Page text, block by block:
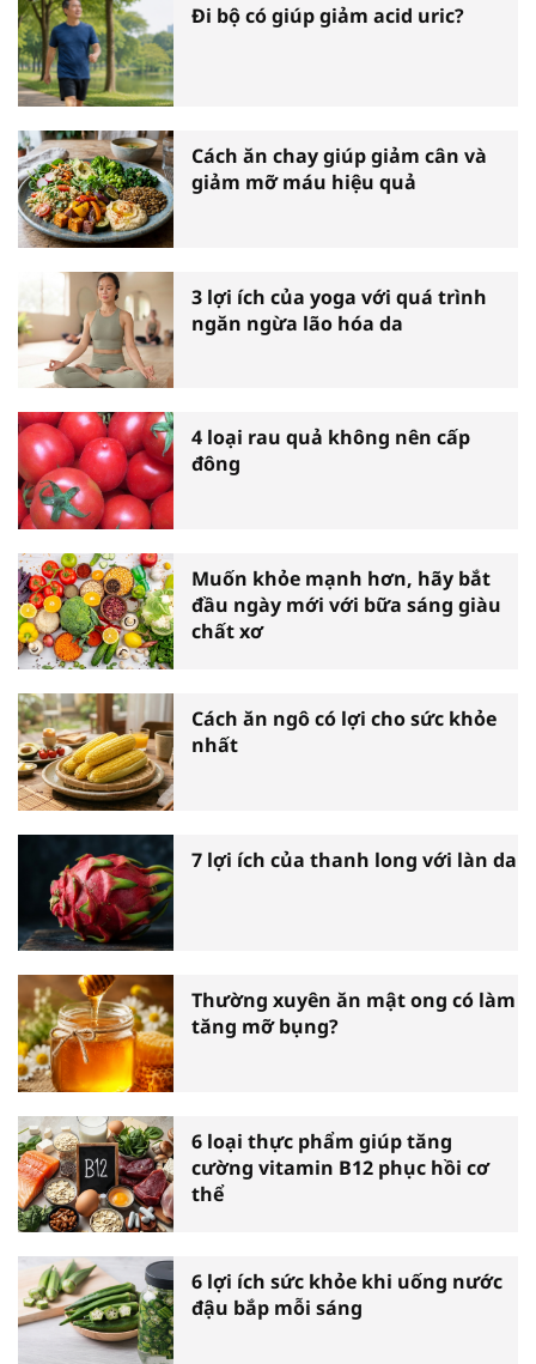
Đi bộ có giúp giảm acid uric?
Cách ăn chay giúp giảm cân và
giảm mỡ máu hiệu quả
3 lợi ích của yoga với quá trình
ngăn ngừa lão hóa da
4 loại rau quả không nên cấp
đông
Muốn khỏe mạnh hơn, hãy bắt
đầu ngày mới với bữa sáng giàu
chất xơ
Cách ăn ngô có lợi cho sức khỏe
nhất
7 lợi ích của thanh long với làn da
Thường xuyên ăn mật ong có làm
tăng mỡ bụng?
6 loại thực phẩm giúp tăng
cường vitamin B12 phục hồi cơ
thể
6 lợi ích sức khỏe khi uống nước
đậu bắp mỗi sáng